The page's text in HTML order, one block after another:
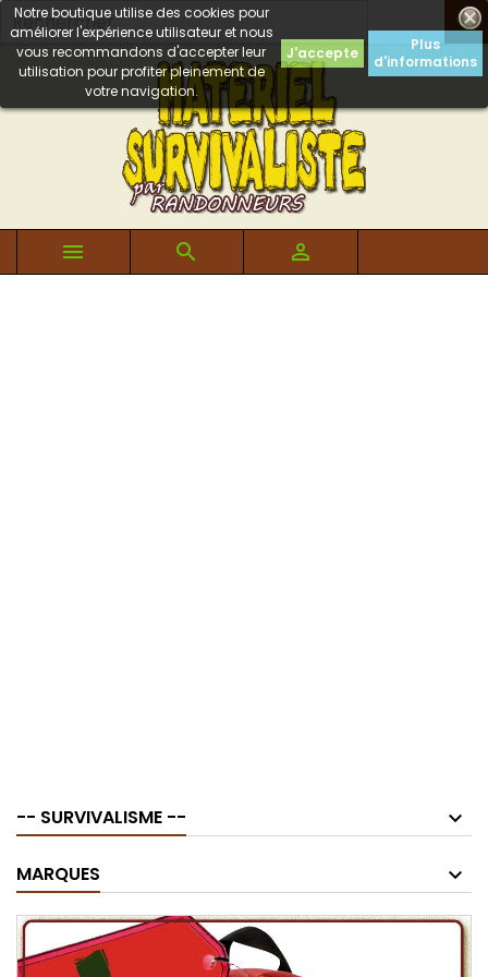

Notre boutique utilise des cookies pour
améliorer l'expérience utilisateur et nous
vous recommandons d'accepter leur
utilisation pour profiter pleinement de
votre navigation.
J'accepte
Plus
d'informations
  
-- SURVIVALISME --
MARQUES